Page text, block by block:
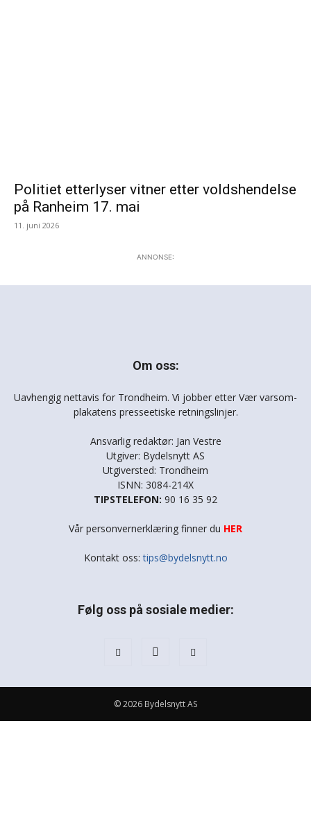
Politiet etterlyser vitner etter voldshendelse
på Ranheim 17. mai
11. juni 2026
ANNONSE:
Om oss:
Uavhengig nettavis for Trondheim. Vi jobber etter Vær varsom-
plakatens presseetiske retningslinjer.
Ansvarlig redaktør: Jan Vestre
Utgiver: Bydelsnytt AS
Utgiversted: Trondheim
ISNN: 3084-214X
TIPSTELEFON: 90 16 35 92
Vår personvernerklæring finner du HER
Kontakt oss:tips@bydelsnytt.no
Følg oss på sosiale medier:
© 2026 Bydelsnytt AS